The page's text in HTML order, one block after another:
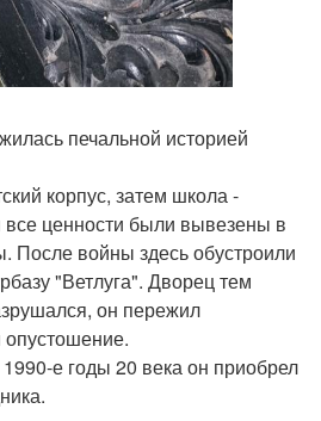
печальной историей
корпус, затем школа -
ценности были вывезены в
После войны здесь обустроили
"Ветлуга". Дворец тем
он пережил
опустошение.
е годы 20 века он приобрел